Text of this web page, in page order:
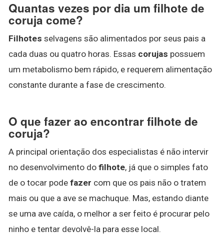
Quantas vezes por dia um filhote de
coruja come?
Filhotes selvagens são alimentados por seus pais a
cada duas ou quatro horas. Essas corujas possuem
um metabolismo bem rápido, e requerem alimentação
constante durante a fase de crescimento.
O que fazer ao encontrar filhote de
coruja?
A principal orientação dos especialistas é não intervir
no desenvolvimento do filhote, já que o simples fato
de o tocar pode fazer com que os pais não o tratem
mais ou que a ave se machuque. Mas, estando diante
se uma ave caída, o melhor a ser feito é procurar pelo
ninho e tentar devolvê-la para esse local.